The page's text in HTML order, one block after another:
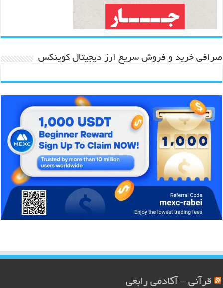
صرافی خرید و فروش سریع ارز دیجیتال کوینکس
قرآنی – آکادمی رابعی